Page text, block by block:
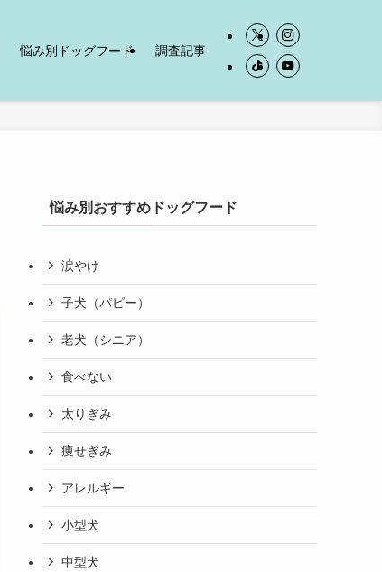
悩み別ドッグフード 調査記事
悩み別おすすめドッグフード
涙やけ
子犬（パピー）
老犬（シニア）
食べない
太りぎみ
痩せぎみ
アレルギー
小型犬
中型犬